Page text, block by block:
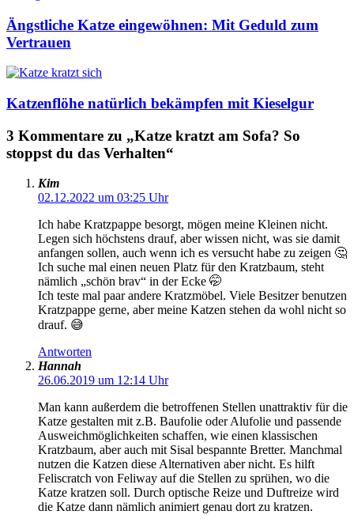
Ängstliche Katze eingewöhnen: Mit Geduld zum
Vertrauen
Katzenflöhe natürlich bekämpfen mit Kieselgur
3 Kommentare zu „Katze kratzt am Sofa? So
stoppst du das Verhalten“
Kim
02.12.2022 um 03:25 Uhr
Ich habe Kratzpappe besorgt, mögen meine Kleinen nicht.
Legen sich höchstens drauf, aber wissen nicht, was sie damit
anfangen sollen, auch wenn ich es versucht habe zu zeigen 🤔
Ich suche mal einen neuen Platz für den Kratzbaum, steht
nämlich „schön brav“ in der Ecke 🤭
Ich teste mal paar andere Kratzmöbel. Viele Besitzer benutzen
Kratzpappe gerne, aber meine Katzen stehen da wohl nicht so
drauf. 😅
Antworten
Hannah
26.06.2019 um 12:14 Uhr
Man kann außerdem die betroffenen Stellen unattraktiv für die
Katze gestalten mit z.B. Baufolie oder Alufolie und passende
Ausweichmöglichkeiten schaffen, wie einen klassischen
Kratzbaum, aber auch mit Sisal bespannte Bretter. Manchmal
nutzen die Katzen diese Alternativen aber nicht. Es hilft
Feliscratch von Feliway auf die Stellen zu sprühen, wo die
Katze kratzen soll. Durch optische Reize und Duftreize wird
die Katze dann nämlich animiert genau dort zu kratzen.